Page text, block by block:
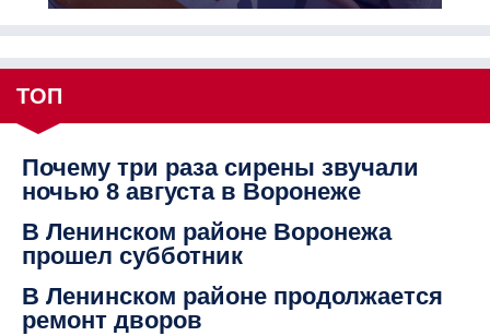
ТОП
Почему три раза сирены звучали
ночью 8 августа в Воронеже
В Ленинском районе Воронежа
прошел субботник
В Ленинском районе продолжается
ремонт дворов